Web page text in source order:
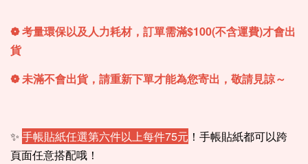
❁ 考量環保以及人力耗材，訂單需滿$100(不含運費)才會出
貨
❁ 未滿不會出貨，請重新下單才能為您寄出，敬請見諒～
✨ 手帳貼紙任選第六件以上每件75元 ！手帳貼紙都可以跨
頁面任意搭配哦！